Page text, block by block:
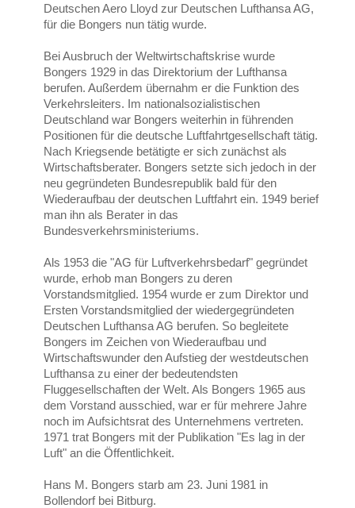
Deutschen Aero Lloyd zur Deutschen Lufthansa AG,
für die Bongers nun tätig wurde.
Bei Ausbruch der Weltwirtschaftskrise wurde
Bongers 1929 in das Direktorium der Lufthansa
berufen. Außerdem übernahm er die Funktion des
Verkehrsleiters. Im nationalsozialistischen
Deutschland war Bongers weiterhin in führenden
Positionen für die deutsche Luftfahrtgesellschaft tätig.
Nach Kriegsende betätigte er sich zunächst als
Wirtschaftsberater. Bongers setzte sich jedoch in der
neu gegründeten Bundesrepublik bald für den
Wiederaufbau der deutschen Luftfahrt ein. 1949 berief
man ihn als Berater in das
Bundesverkehrsministeriums.
Als 1953 die "AG für Luftverkehrsbedarf" gegründet
wurde, erhob man Bongers zu deren
Vorstandsmitglied. 1954 wurde er zum Direktor und
Ersten Vorstandsmitglied der wiedergegründeten
Deutschen Lufthansa AG berufen. So begleitete
Bongers im Zeichen von Wiederaufbau und
Wirtschaftswunder den Aufstieg der westdeutschen
Lufthansa zu einer der bedeutendsten
Fluggesellschaften der Welt. Als Bongers 1965 aus
dem Vorstand ausschied, war er für mehrere Jahre
noch im Aufsichtsrat des Unternehmens vertreten.
1971 trat Bongers mit der Publikation "Es lag in der
Luft" an die Öffentlichkeit.
Hans M. Bongers starb am 23. Juni 1981 in
Bollendorf bei Bitburg.